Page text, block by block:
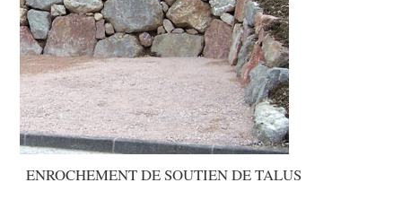
ENROCHEMENT DE SOUTIEN DE TALUS